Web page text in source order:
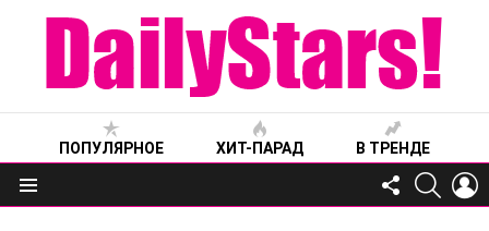
ПОПУЛЯРНОЕ ХИТ-ПАРАД В ТРЕНДЕ
Меню
FOLLOW
US